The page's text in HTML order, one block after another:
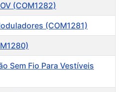
(COM1282)
(COM1281)
Sem Fio Para Vestíveis